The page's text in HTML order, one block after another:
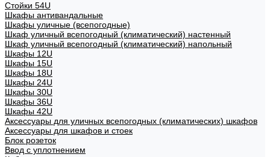
Стойки 54U
Шкафы антивандальные
Шкафы уличные (всепогодные)
Шкаф уличный всепогодный (климатический) настенный
Шкаф уличный всепогодный (климатический) напольный
Шкафы 12U
Шкафы 15U
Шкафы 18U
Шкафы 24U
Шкафы 30U
Шкафы 36U
Шкафы 42U
Аксессуары для уличных всепогодных (климатических) шкафов
Аксессуары для шкафов и стоек
Блок розеток
Ввод с уплотнением